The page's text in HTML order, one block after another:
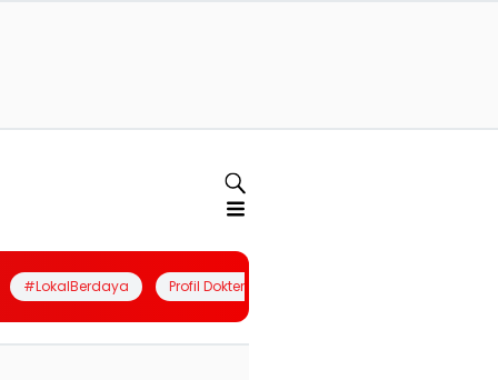
#LokalBerdaya Profil Dokter